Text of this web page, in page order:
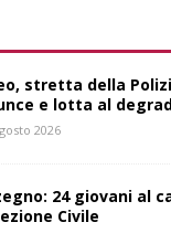
stretta della
e lotta al
2026
24 giovani al
Civile